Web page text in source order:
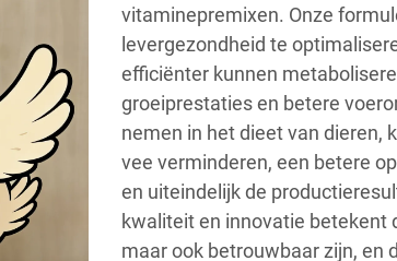
vitaminepremixen. Onze
levergezondheid te
efficiënter kunnen
groeiprestaties en betere
nemen in het dieet van dieren,
vee verminderen, een betere
en uiteindelijk de
kwaliteit en innovatie betekent
maar ook betrouwbaar zijn, en